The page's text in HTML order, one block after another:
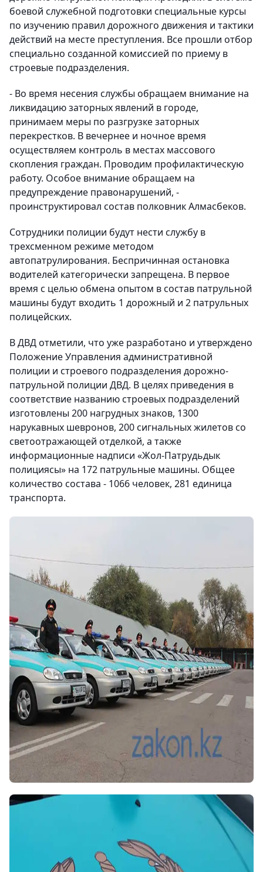
боевой служебной подготовки специальные курсы
по изучению правил дорожного движения и тактики
действий на месте преступления. Все прошли отбор
специально созданной комиссией по приему в
строевые подразделения.
- Во время несения службы обращаем внимание на
ликвидацию заторных явлений в городе,
принимаем меры по разгрузке заторных
перекрестков. В вечернее и ночное время
осуществляем контроль в местах массового
скопления граждан. Проводим профилактическую
работу. Особое внимание обращаем на
предупреждение правонарушений, -
проинструктировал состав полковник Алмасбеков.
Сотрудники полиции будут нести службу в
трехсменном режиме методом
автопатрулирования. Беспричинная остановка
водителей категорически запрещена. В первое
время с целью обмена опытом в состав патрульной
машины будут входить 1 дорожный и 2 патрульных
полицейских.
В ДВД отметили, что уже разработано и утверждено
Положение Управления административной
полиции и строевого подразделения дорожно-
патрульной полиции ДВД. В целях приведения в
соответствие названию строевых подразделений
изготовлены 200 нагрудных знаков, 1300
нарукавных шевронов, 200 сигнальных жилетов со
светоотражающей отделкой, а также
информационные надписи «Жол-Патрудьдык
полициясы» на 172 патрульные машины. Общее
количество состава - 1066 человек, 281 единица
транспорта.